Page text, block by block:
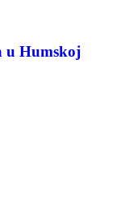
u Humskoj